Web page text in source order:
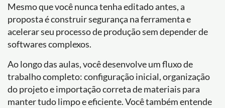
Mesmo que você nunca tenha editado antes, a
proposta é construir segurança na ferramenta e
acelerar seu processo de produção sem depender de
softwares complexos.
Ao longo das aulas, você desenvolve um fluxo de
trabalho completo: configuração inicial, organização
do projeto e importação correta de materiais para
manter tudo limpo e eficiente. Você também entende